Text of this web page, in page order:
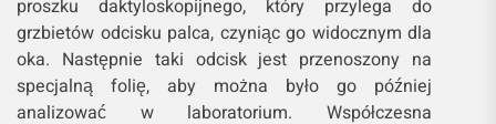
proszku daktyloskopijnego, który przylega do
grzbietów odcisku palca, czyniąc go widocznym dla
oka. Następnie taki odcisk jest przenoszony na
specjalną folię, aby można było go później
analizować w laboratorium. Współczesna